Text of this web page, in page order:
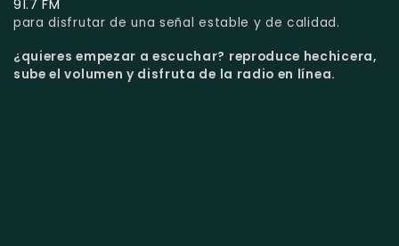
91.7 FM
para disfrutar de una señal estable y de calidad.
¿quieres empezar a escuchar? reproduce hechicera,
sube el volumen y disfruta de la radio en línea.